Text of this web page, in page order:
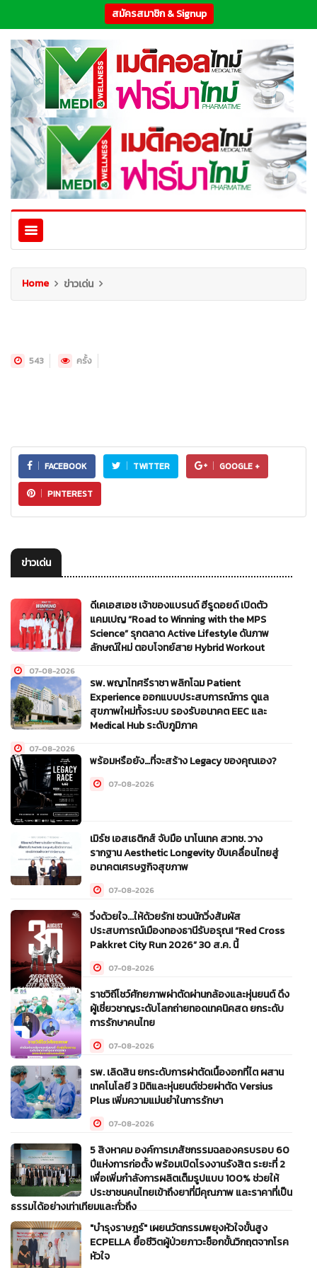
สมัครสมาชิก & Signup
Home ข่าวเด่น
543 ครั้ง
FACEBOOK TWITTER GOOGLE +
PINTEREST
ข่าวเด่น
ดีเคเอสเอช เจ้าของแบรนด์ ฮีรูดอยด์ เปิดตัว
แคมเปญ “Road to Winning with the MPS
Science” รุกตลาด Active Lifestyle ดันภาพ
ลักษณ์ใหม่ ตอบโจทย์สาย Hybrid Workout
07-08-2026
รพ. พญาไทศรีราชา พลิกโฉม Patient
Experience ออกแบบประสบการณ์การ ดูแล
สุขภาพใหม่ทั้งระบบ รองรับอนาคต EEC และ
Medical Hub ระดับภูมิภาค
07-08-2026
พร้อมหรือยัง…ที่จะสร้าง Legacy ของคุณเอง?
07-08-2026
เมิร์ซ เอสเธติกส์ จับมือ นาโนเทค สวทช. วาง
รากฐาน Aesthetic Longevity ขับเคลื่อนไทยสู่
อนาคตเศรษฐกิจสุขภาพ
07-08-2026
วิ่งด้วยใจ...ให้ด้วยรัก! ชวนนักวิ่งสัมผัส
ประสบการณ์เมืองทองธานีรับอรุณ! “Red Cross
Pakkret City Run 2026” 30 ส.ค. นี้
07-08-2026
ราชวิถีโชว์ศักยภาพผ่าตัดผ่านกล้องและหุ่นยนต์ ดึง
ผู้เชี่ยวชาญระดับโลกถ่ายทอดเทคนิคสด ยกระดับ
การรักษาคนไทย
07-08-2026
รพ. เลิดสิน ยกระดับการผ่าตัดเนื้องอกที่ไต ผสาน
เทคโนโลยี 3 มิติและหุ่นยนต์ช่วยผ่าตัด Versius
Plus เพิ่มความแม่นยำในการรักษา
07-08-2026
5 สิงหาคม องค์การเภสัชกรรมฉลองครบรอบ 60
ปีแห่งการก่อตั้ง พร้อมเปิดโรงงานรังสิต ระยะที่ 2
เพื่อเพิ่มกำลังการผลิตเต็มรูปแบบ 100% ช่วยให้
ประชาชนคนไทยเข้าถึงยาที่มีคุณภาพ และราคาที่เป็น
ธรรมได้อย่างเท่าเทียมและทั่วถึง
05-08-2026
"บำรุงราษฎร์" เผยนวัตกรรมพยุงหัวใจขั้นสูง
ECPELLA ยื้อชีวิตผู้ป่วยภาวะช็อกขั้นวิกฤตจากโรค
หัวใจ